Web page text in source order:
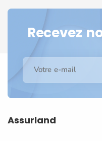
Recevez
Votre e-mail
Assurland